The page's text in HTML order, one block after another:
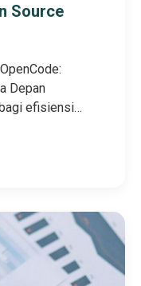
Source
Depan
efisiensi…